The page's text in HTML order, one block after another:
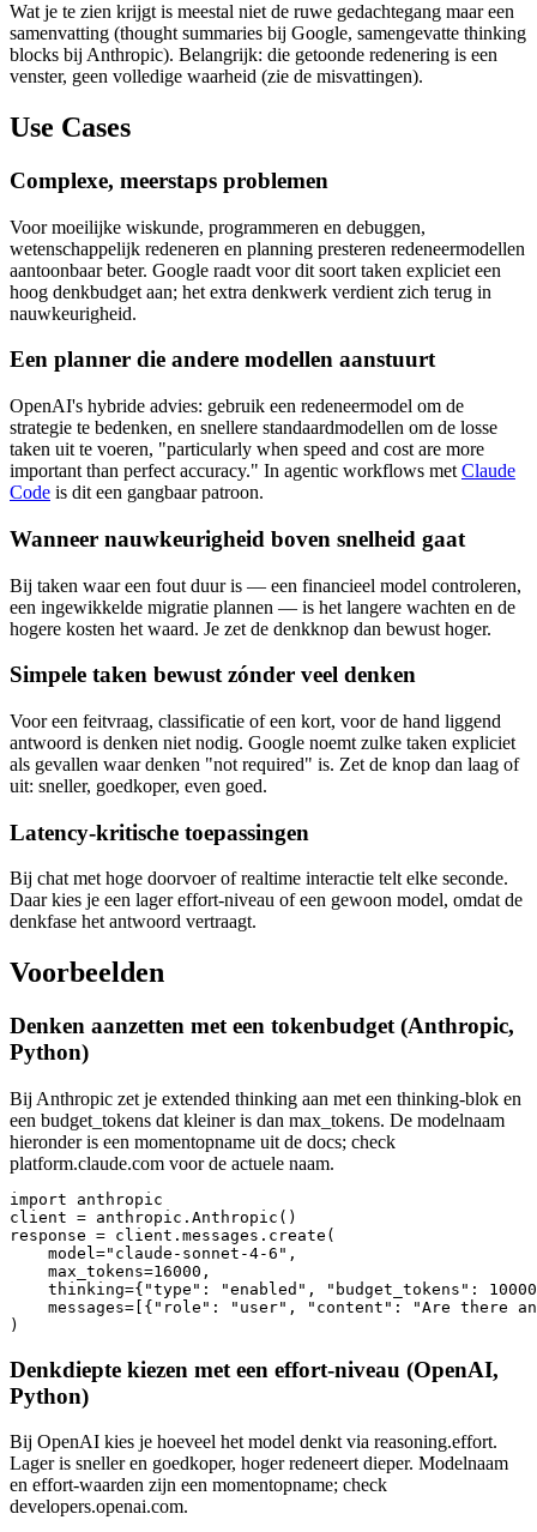
Wat je te zien krijgt is meestal niet de ruwe gedachtegang maar een
samenvatting (thought summaries bij Google, samengevatte thinking
blocks bij Anthropic). Belangrijk: die getoonde redenering is een
venster, geen volledige waarheid (zie de misvattingen).
Use Cases
Complexe, meerstaps problemen
Voor moeilijke wiskunde, programmeren en debuggen,
wetenschappelijk redeneren en planning presteren redeneermodellen
aantoonbaar beter. Google raadt voor dit soort taken expliciet een
hoog denkbudget aan; het extra denkwerk verdient zich terug in
nauwkeurigheid.
Een planner die andere modellen aanstuurt
OpenAI's hybride advies: gebruik een redeneermodel om de
strategie te bedenken, en snellere standaardmodellen om de losse
taken uit te voeren, "particularly when speed and cost are more
important than perfect accuracy." In agentic workflows met Claude
Code is dit een gangbaar patroon.
Wanneer nauwkeurigheid boven snelheid gaat
Bij taken waar een fout duur is — een financieel model controleren,
een ingewikkelde migratie plannen — is het langere wachten en de
hogere kosten het waard. Je zet de denkknop dan bewust hoger.
Simpele taken bewust zónder veel denken
Voor een feitvraag, classificatie of een kort, voor de hand liggend
antwoord is denken niet nodig. Google noemt zulke taken expliciet
als gevallen waar denken "not required" is. Zet de knop dan laag of
uit: sneller, goedkoper, even goed.
Latency-kritische toepassingen
Bij chat met hoge doorvoer of realtime interactie telt elke seconde.
Daar kies je een lager effort-niveau of een gewoon model, omdat de
denkfase het antwoord vertraagt.
Voorbeelden
Denken aanzetten met een tokenbudget (Anthropic,
Python)
Bij Anthropic zet je extended thinking aan met een thinking-blok en
een budget_tokens dat kleiner is dan max_tokens. De modelnaam
hieronder is een momentopname uit de docs; check
platform.claude.com voor de actuele naam.
import anthropic
client = anthropic.Anthropic()
response = client.messages.create(
    model="claude-sonnet-4-6",
    max_tokens=16000,
thinking={"type": "enabled", "budget_tokens":
messages=[{"role": "user", "content": "Are there
)
Denkdiepte kiezen met een effort-niveau (OpenAI,
Python)
Bij OpenAI kies je hoeveel het model denkt via reasoning.effort.
Lager is sneller en goedkoper, hoger redeneert dieper. Modelnaam
en effort-waarden zijn een momentopname; check
developers.openai.com.